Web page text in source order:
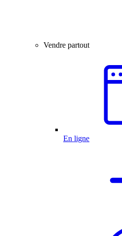
Vendre partout
En ligne